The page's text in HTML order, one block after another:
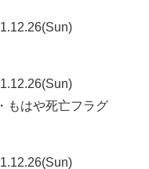
もはや死亡フラグ